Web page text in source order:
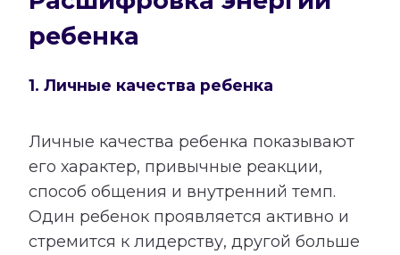
ребенка
1. Личные качества ребенка
Личные качества ребенка показывают
его характер, привычные реакции,
способ общения и внутренний темп.
Один ребенок проявляется активно и
стремится к лидерству, другой больше